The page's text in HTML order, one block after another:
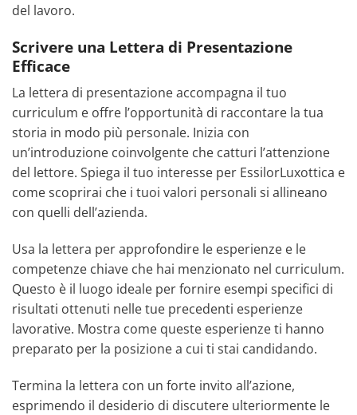
del lavoro.
Scrivere una Lettera di Presentazione
Efficace
La lettera di presentazione accompagna il tuo
curriculum e offre l’opportunità di raccontare la tua
storia in modo più personale. Inizia con
un’introduzione coinvolgente che catturi l’attenzione
del lettore. Spiega il tuo interesse per EssilorLuxottica e
come scoprirai che i tuoi valori personali si allineano
con quelli dell’azienda.
Usa la lettera per approfondire le esperienze e le
competenze chiave che hai menzionato nel curriculum.
Questo è il luogo ideale per fornire esempi specifici di
risultati ottenuti nelle tue precedenti esperienze
lavorative. Mostra come queste esperienze ti hanno
preparato per la posizione a cui ti stai candidando.
Termina la lettera con un forte invito all’azione,
esprimendo il desiderio di discutere ulteriormente le